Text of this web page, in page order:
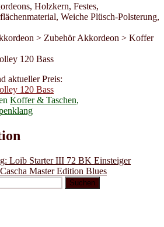
Holzkern, Festes,
Weiche Plüsch-Polsterung,
> Zubehör Akkordeon > Koffer
120 Bass
aktueller Preis:
120 Bass
Koffer & Taschen,
Loib Starter III 72 BK Einsteiger
Cascha Master Edition Blues
Suchen